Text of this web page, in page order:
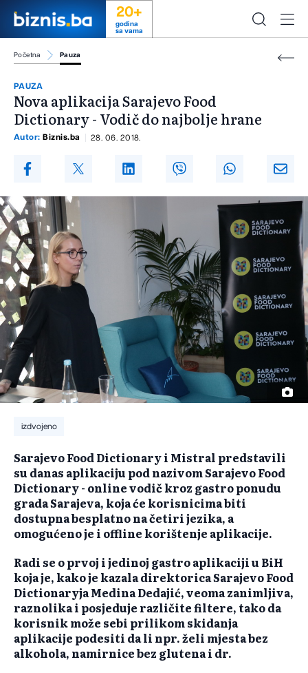
20+
godina
sa vama
Početna Pauza
PAUZA
Nova aplikacija Sarajevo Food
Dictionary - Vodič do najbolje hrane
Autor: Biznis.ba 28. 06. 2018.
izdvojeno
Sarajevo Food Dictionary i Mistral predstavili
su danas aplikaciju pod nazivom Sarajevo Food
Dictionary - online vodič kroz gastro ponudu
grada Sarajeva, koja će korisnicima biti
dostupna besplatno na četiri jezika, a
omogućeno je i offline korištenje aplikacije.
Radi se o prvoj i jedinoj gastro aplikaciji u BiH
koja je, kako je kazala direktorica Sarajevo Food
Dictionaryja Medina Dedajić, veoma zanimljiva,
raznolika i posjeduje različite filtere, tako da
korisnik može sebi prilikom skidanja
aplikacije podesiti da li npr. želi mjesta bez
alkohola, namirnice bez glutena i dr.